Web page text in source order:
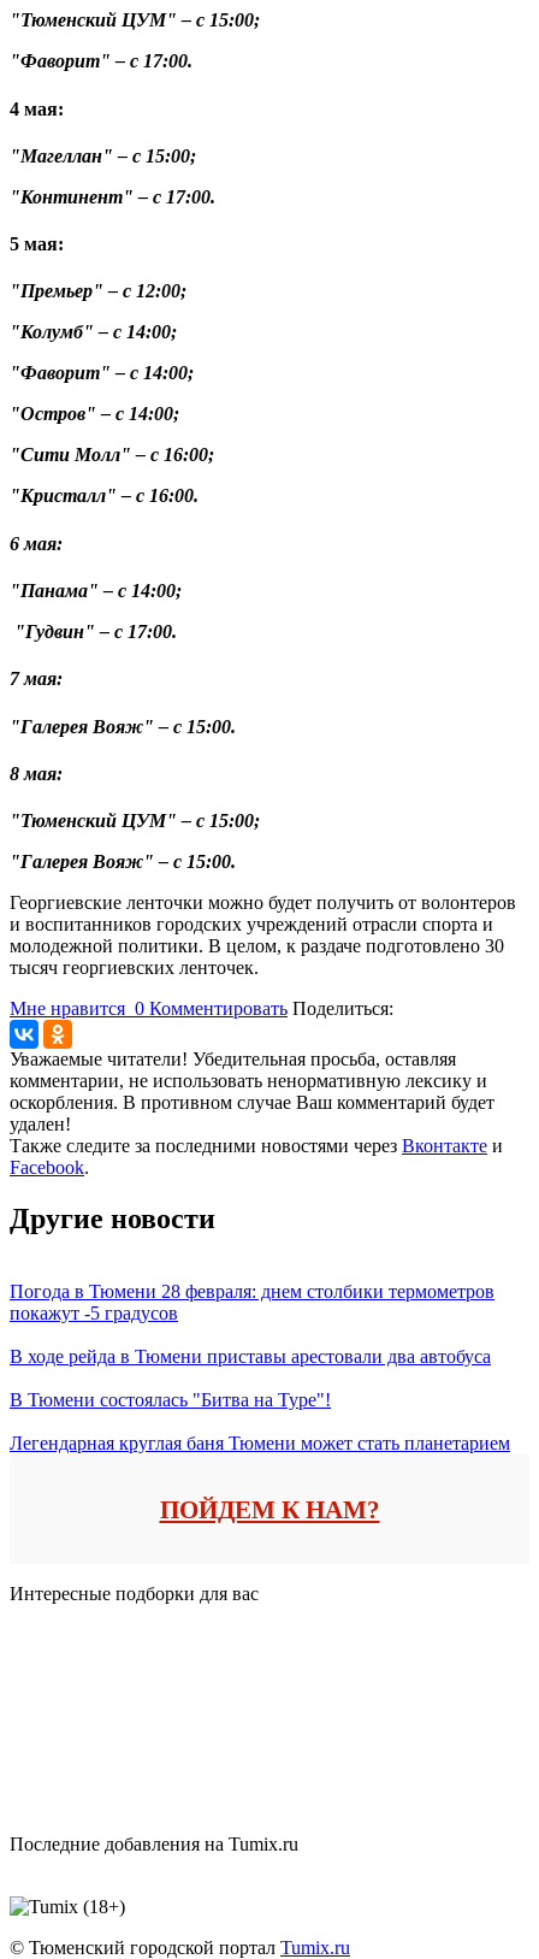
"Тюменский ЦУМ" – с 15:00;
"Фаворит" – с 17:00.
4 мая:
"Магеллан" – с 15:00;
"Континент" – с 17:00.
5 мая:
"Премьер" – с 12:00;
"Колумб" – с 14:00;
"Фаворит" – с 14:00;
"Остров" – с 14:00;
"Сити Молл" – с 16:00;
"Кристалл" – с 16:00.
6 мая:
"Панама" – с 14:00;
"Гудвин" – с 17:00.
7 мая:
"Галерея Вояж" – с 15:00.
8 мая:
"Тюменский ЦУМ" – с 15:00;
"Галерея Вояж" – с 15:00.
Георгиевские ленточки можно будет получить от волонтеров
и воспитанников городских учреждений отрасли спорта и
молодежной политики. В целом, к раздаче подготовлено 30
тысяч георгиевских ленточек.
Мне нравится 0 Комментировать Поделиться:
Уважаемые читатели! Убедительная просьба, оставляя
комментарии, не использовать ненормативную лексику и
оскорбления. В противном случае Ваш комментарий будет
удален!
Также следите за последними новостями через Вконтакте и
Facebook.
Другие новости
Погода в Тюмени 28 февраля: днем столбики термометров
покажут -5 градусов
В ходе рейда в Тюмени приставы арестовали два автобуса
В Тюмени состоялась "Битва на Туре"!
Легендарная круглая баня Тюмени может стать планетарием
ПОЙДЕМ К НАМ?
Интересные подборки для вас
Последние добавления на Tumix.ru
© Тюменский городской портал Tumix.ru